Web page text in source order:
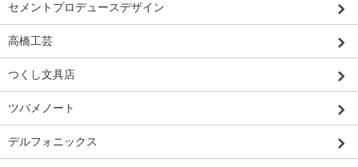
セメントプロデュースデザイン
高橋工芸
つくし文具店
ツバメノート
デルフォニックス